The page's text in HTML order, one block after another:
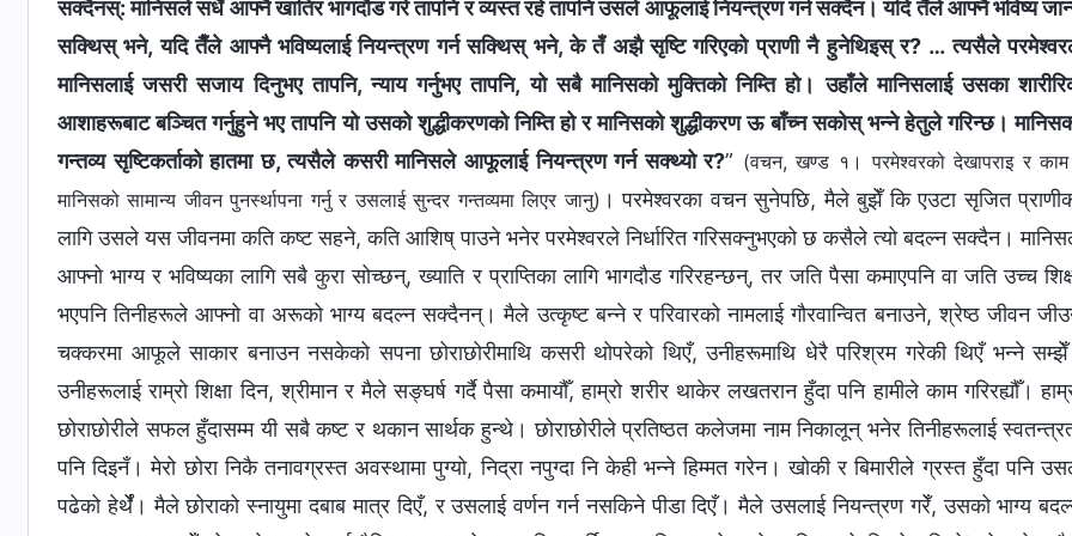
सक्दैनस्: मानिसले सधैँ आफ्नै खातिर भागदौड गरे तापनि र व्यस्त रहे तापनि उसले आफूलाई नियन्त्रण गर्न सक्दैन। यदि तैँले आफ्नै भविष्य
सक्थिस् भने, यदि तैँले आफ्नै भविष्यलाई नियन्त्रण गर्न सक्थिस् भने, के तँ अझै सृष्टि गरिएको प्राणी नै हुनेथिइस् र? … त्यसैले
मानिसलाई जसरी सजाय दिनुभए तापनि, न्याय गर्नुभए तापनि, यो सबै मानिसको मुक्तिको निम्ति हो। उहाँले मानिसलाई उसका
आशाहरूबाट बञ्चित गर्नुहुने भए तापनि यो उसको शुद्धीकरणको निम्ति हो र मानिसको शुद्धीकरण ऊ बाँच्न सकोस् भन्‍ने हेतुले गरिन्छ।
गन्तव्य सृष्टिकर्ताको हातमा छ, त्यसैले कसरी मानिसले आफूलाई नियन्त्रण गर्न सक्थ्यो र?” (वचन, खण्ड १। परमेश्‍वरको देखापराइ र
मानिसको सामान्य जीवन पुनर्स्थापना गर्नु र उसलाई सुन्दर गन्तव्यमा लिएर जानु) । परमेश्वरका वचन सुनेपछि, मैले बुझेँ कि एउटा सृजित
लागि उसले यस जीवनमा कति कष्ट सहने, कति आशिष् पाउने भनेर परमेश्वरले निर्धारित गरिसक्नुभएको छ कसैले त्यो बदल्न सक्दैन।
आफ्नो भाग्य र भविष्यका लागि सबै कुरा सोच्छन्, ख्याति र प्राप्तिका लागि भागदौड गरिरहन्छन्, तर जति पैसा कमाएपनि वा जति उच्च
भएपनि तिनीहरूले आफ्नो वा अरूको भाग्य बदल्न सक्दैनन्। मैले उत्कृष्ट बन्ने र परिवारको नामलाई गौरवान्वित बनाउने, श्रेष्ठ जीवन
चक्करमा आफूले साकार बनाउन नसकेको सपना छोराछोरीमाथि कसरी थोपरेको थिएँ, उनीहरूमाथि धेरै परिश्रम गरेकी थिएँ भन्ने
उनीहरूलाई राम्रो शिक्षा दिन, श्रीमान र मैले सङ्घर्ष गर्दै पैसा कमायौँ, हाम्रो शरीर थाकेर लखतरान हुँदा पनि हामीले काम गरिरह्यौँ।
छोराछोरीले सफल हुँदासम्म यी सबै कष्ट र थकान सार्थक हुन्थे। छोराछोरीले प्रतिष्ठत कलेजमा नाम निकालून् भनेर तिनीहरूलाई
पनि दिइनँ। मेरो छोरा निकै तनावग्रस्त अवस्थामा पुग्यो, निद्रा नपुग्दा नि केही भन्ने हिम्मत गरेन। खोकी र बिमारीले ग्रस्त हुँदा पनि
पढेको हेर्थेँ। मैले छोराको स्नायुमा दबाब मात्र दिएँ, र उसलाई वर्णन गर्न नसकिने पीडा दिएँ। मैले उसलाई नियन्त्रण गरेँ, उसको भाग्य